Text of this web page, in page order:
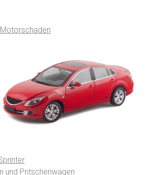
und Pritschenwagen